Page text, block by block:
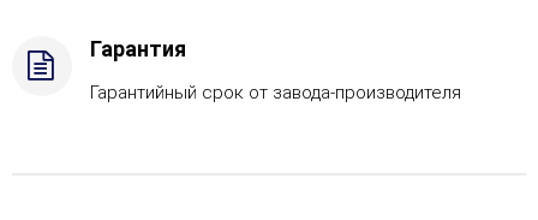
подключение
дымохода
Гарантия
Гарантийный срок от завода-производителя